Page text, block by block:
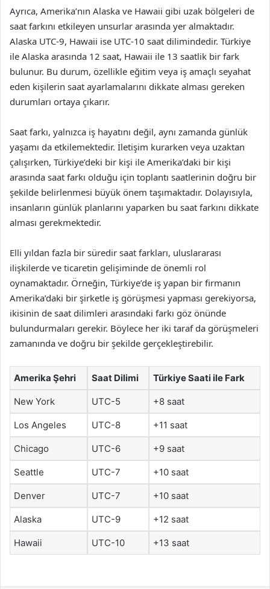
Ayrıca, Amerika’nın Alaska ve Hawaii gibi uzak bölgeleri de
saat farkını etkileyen unsurlar arasında yer almaktadır.
Alaska UTC-9, Hawaii ise UTC-10 saat dilimindedir. Türkiye
ile Alaska arasında 12 saat, Hawaii ile 13 saatlik bir fark
bulunur. Bu durum, özellikle eğitim veya iş amaçlı seyahat
eden kişilerin saat ayarlamalarını dikkate alması gereken
durumları ortaya çıkarır.
Saat farkı, yalnızca iş hayatını değil, aynı zamanda günlük
yaşamı da etkilemektedir. İletişim kurarken veya uzaktan
çalışırken, Türkiye’deki bir kişi ile Amerika’daki bir kişi
arasında saat farkı olduğu için toplantı saatlerinin doğru bir
şekilde belirlenmesi büyük önem taşımaktadır. Dolayısıyla,
insanların günlük planlarını yaparken bu saat farkını dikkate
alması gerekmektedir.
Elli yıldan fazla bir süredir saat farkları, uluslararası
ilişkilerde ve ticaretin gelişiminde de önemli rol
oynamaktadır. Örneğin, Türkiye’de iş yapan bir firmanın
Amerika’daki bir şirketle iş görüşmesi yapması gerekiyorsa,
ikisinin de saat dilimleri arasındaki farkı göz önünde
bulundurmaları gerekir. Böylece her iki taraf da görüşmeleri
zamanında ve doğru bir şekilde gerçekleştirebilir.
Amerika Şehri Saat Dilimi Türkiye Saati ile Fark
New York UTC-5 +8 saat
Los Angeles UTC-8 +11 saat
Chicago UTC-6 +9 saat
Seattle UTC-7 +10 saat
Denver UTC-7 +10 saat
Alaska UTC-9 +12 saat
Hawaii UTC-10 +13 saat